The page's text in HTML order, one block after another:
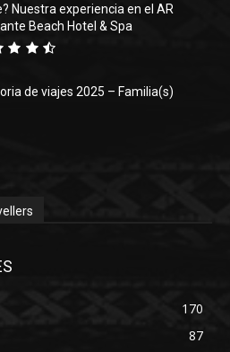
Nuestra experiencia en el AR
Beach Hotel & Spa
de viajes 2025 – Familia(s)
170
87